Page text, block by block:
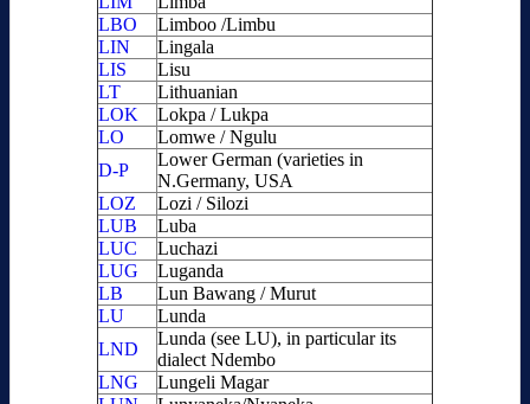
LBO
Limboo /Limbu
LIN
Lingala
LIS
Lisu
LT
Lithuanian
LOK
Lokpa / Lukpa
LO
Lomwe / Ngulu
D-P
Lower German (varieties in
N.Germany, USA
LOZ
Lozi / Silozi
LUB
Luba
LUC
Luchazi
LUG
Luganda
LB
Lun Bawang / Murut
LU
Lunda
LND
Lunda (see LU), in particular its
dialect Ndembo
LNG
Lungeli Magar